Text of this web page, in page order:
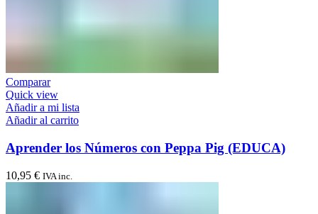
Comparar
Quick view
Añadir a mi lista
Añadir al carrito
Aprender los Números con Peppa Pig (EDUCA)
10,95 € IVA inc.